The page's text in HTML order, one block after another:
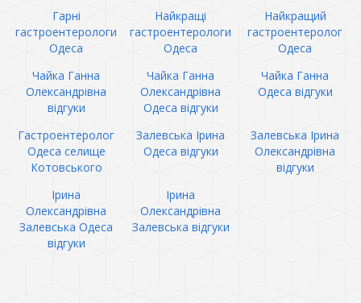
Гарні
гастроентерологи
Одеса
Найкращі
гастроентерологи
Одеса
Найкращий
гастроентеролог
Одеса
Чайка Ганна
Олександрівна
відгуки
Чайка Ганна
Олександрівна
Одеса відгуки
Чайка Ганна
Одеса відгуки
Гастроентеролог
Одеса селище
Котовського
Залевська Ірина
Одеса відгуки
Залевська Ірина
Олександрівна
відгуки
Ірина
Олександрівна
Залевська Одеса
відгуки
Ірина
Олександрівна
Залевська відгуки